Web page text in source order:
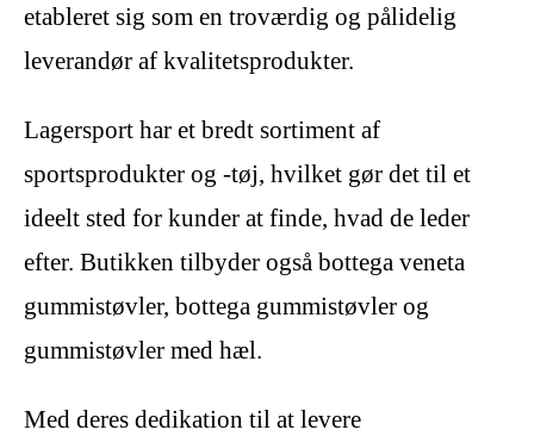
etableret sig som en troværdig og pålidelig
leverandør af kvalitetsprodukter.
Lagersport har et bredt sortiment af
sportsprodukter og -tøj, hvilket gør det til et
ideelt sted for kunder at finde, hvad de leder
efter. Butikken tilbyder også bottega veneta
gummistøvler, bottega gummistøvler og
gummistøvler med hæl.
Med deres dedikation til at levere